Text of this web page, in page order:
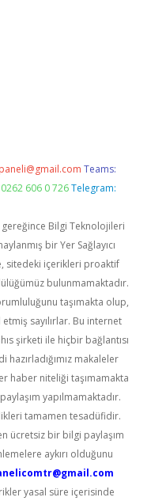
Teams:
606 0 726 Telegram:
gereğince Bilgi Teknolojileri
bir Yer Sağlayıcı
sitedeki içerikleri proaktif
bulunmamaktadır.
taşımakta olup,
sayılırlar. Bu internet
şirketi ile hiçbir bağlantısı
hazırladığımız makaleler
haber niteliği taşımamakta
yapılmamaktadır.
tamamen tesadüfidir.
ücretsiz bir bilgi paylaşım
aykırı olduğunu
yasal süre içerisinde